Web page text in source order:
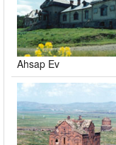
Ahsap Ev